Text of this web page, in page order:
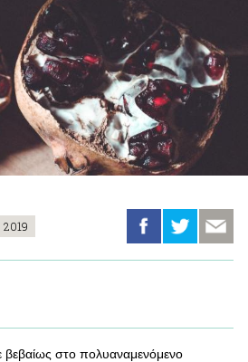
2019
βεβαίως στο πολυαναμενόμενο